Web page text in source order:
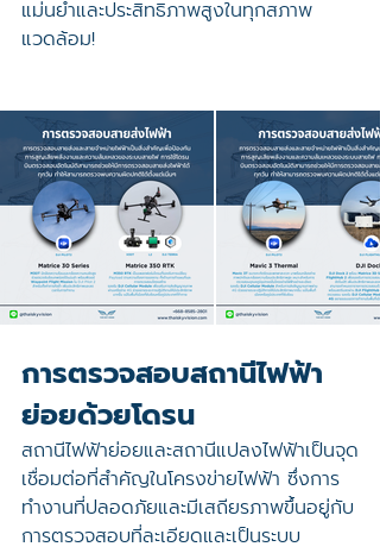
แม่นยำและประสิทธิภาพสูงในทุกสภาพ
แวดล้อม!
การตรวจสอบสถานีไฟฟ้า
ย่อยด้วยโดรน
สถานีไฟฟ้าย่อยและสถานีแปลงไฟฟ้าเป็นจุด
เชื่อมต่อที่สำคัญในโครงข่ายไฟฟ้า ซึ่งการ
ทำงานที่ปลอดภัยและมีเสถียรภาพขึ้นอยู่กับ
การตรวจสอบที่ละเอียดและเป็นระบบ